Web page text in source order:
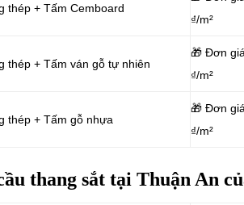
thép + Tấm Cemboard
₫/m²
thép + Tấm ván gỗ tự nhiên
🎁 Đơn
₫/m²
thép + Tấm gỗ nhựa
🎁 Đơn
₫/m²
thang sắt tại Thuận An